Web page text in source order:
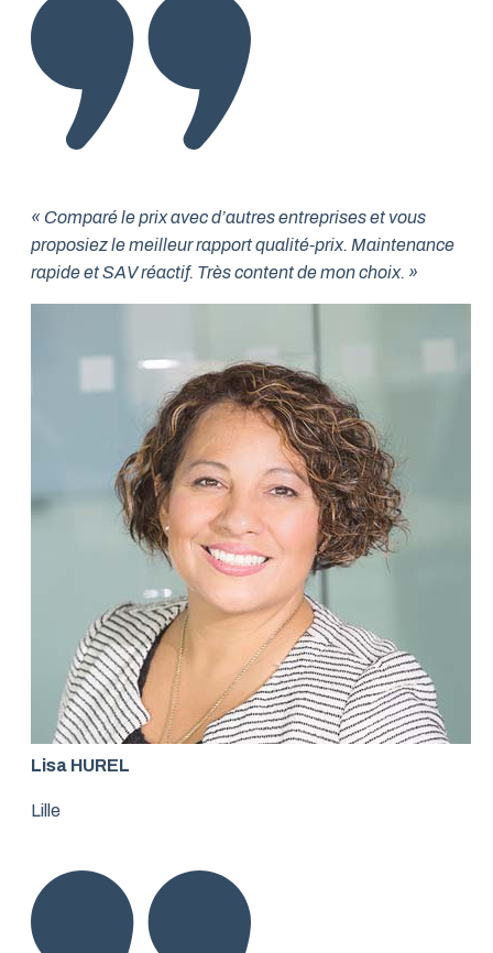
« Comparé le prix avec d’autres entreprises et vous
proposiez le meilleur rapport qualité-prix. Maintenance
rapide et SAV réactif. Très content de mon choix. »
Lisa HUREL
Lille